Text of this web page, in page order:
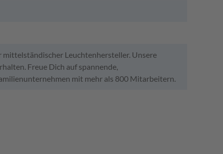
Leuchtenhersteller. Unsere
Freue Dich auf spannende,
mit mehr als 800 Mitarbeitern.